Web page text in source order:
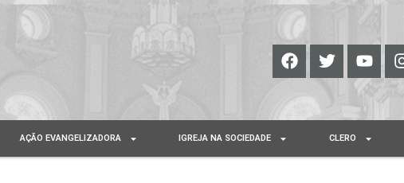
AÇÃO EVANGELIZADORA IGREJA NA SOCIEDADE CLERO